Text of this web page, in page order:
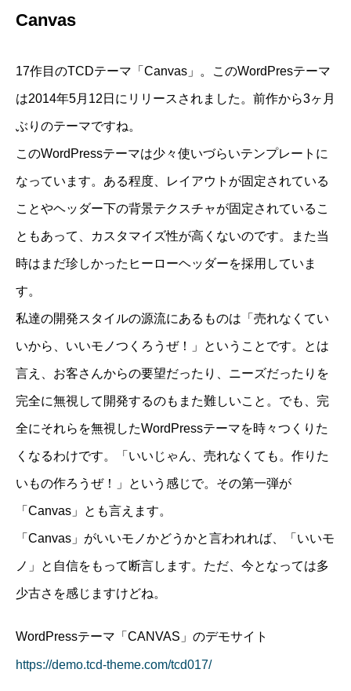
Canvas
17作目のTCDテーマ「Canvas」。このWordPresテーマ
は2014年5月12日にリリースされました。前作から3ヶ月
ぶりのテーマですね。
このWordPressテーマは少々使いづらいテンプレートに
なっています。ある程度、レイアウトが固定されている
ことやヘッダー下の背景テクスチャが固定されているこ
ともあって、カスタマイズ性が高くないのです。また当
時はまだ珍しかったヒーローヘッダーを採用していま
す。
私達の開発スタイルの源流にあるものは「売れなくてい
いから、いいモノつくろうぜ！」ということです。とは
言え、お客さんからの要望だったり、ニーズだったりを
完全に無視して開発するのもまた難しいこと。でも、完
全にそれらを無視したWordPressテーマを時々つくりた
くなるわけです。「いいじゃん、売れなくても。作りた
いもの作ろうぜ！」という感じで。その第一弾が
「Canvas」とも言えます。
「Canvas」がいいモノかどうかと言われれば、「いいモ
ノ」と自信をもって断言します。ただ、今となっては多
少古さを感じますけどね。
WordPressテーマ「CANVAS」のデモサイト
https://demo.tcd-theme.com/tcd017/